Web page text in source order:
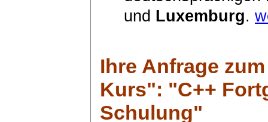
und Luxemburg.
Ihre Anfrage
Kurs": "C++
Schulung"